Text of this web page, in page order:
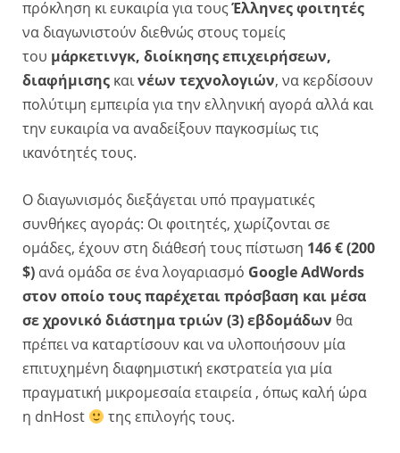
πρόκληση κι ευκαιρία για τουςΈλληνες φοιτητές
να διαγωνιστούν διεθνώς στους τομείς
του μάρκετινγκ, διοίκησης επιχειρήσεων,
διαφήμισης καινέων τεχνολογιών, να κερδίσουν
πολύτιμη εμπειρία για την ελληνική αγορά αλλά και
την ευκαιρία να αναδείξουν παγκοσμίως τις
ικανότητές τους.
Ο διαγωνισμός διεξάγεται υπό πραγματικές
συνθήκες αγοράς: Οι φοιτητές, χωρίζονται σε
ομάδες, έχουν στη διάθεσή τους πίστωση 146 € (200
$) ανά ομάδα σε ένα λογαριασμό Google AdWords
στον οποίο τους παρέχεται πρόσβαση και μέσα
σεχρονικό διάστημα τριών (3) εβδομάδων θα
πρέπει να καταρτίσουν και να υλοποιήσουν μία
επιτυχημένη διαφημιστική εκστρατεία για μία
πραγματική μικρομεσαία εταιρεία , όπως καλή ώρα
η dnHost
της επιλογής τους.